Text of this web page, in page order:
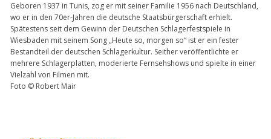
Geboren 1937 in Tunis, zog er mit seiner Familie 1956 nach Deutschland,
wo er in den 70er-Jahren die deutsche Staatsbürgerschaft erhielt.
Spätestens seit dem Gewinn der Deutschen Schlagerfestspiele in
Wiesbaden mit seinem Song „Heute so, morgen so“ ist er ein fester
Bestandteil der deutschen Schlagerkultur. Seither veröffentlichte er
mehrere Schlagerplatten, moderierte Fernsehshows und spielte in einer
Vielzahl von Filmen mit.
Foto © Robert Mair